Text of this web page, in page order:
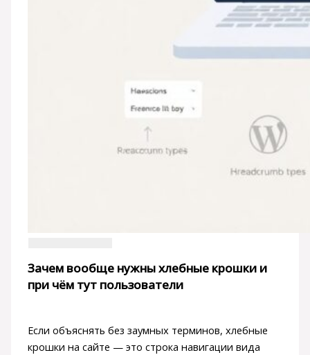
Зачем вообще нужны хлебные крошки и
при чём тут пользователи
Если объяснять без заумных терминов, хлебные
крошки на сайте — это строка навигации вида